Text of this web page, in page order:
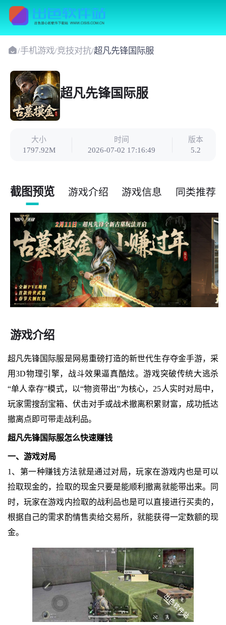
/手机游戏/竞技对抗/超凡先锋国际服
超凡先锋国际服
大小
1797.92M
时间
2026-07-02 17:16:49
版本
5.2
截图预览 游戏介绍 游戏信息 同类推荐
游戏介绍
超凡先锋国际服是网易重磅打造的新世代生存夺金手游，采
用3D物理引擎，战斗效果逼真酷炫。游戏突破传统大逃杀
“单人幸存”模式，以“物资带出”为核心，25人实时对局中，
玩家需搜刮宝箱、伏击对手或战术撤离积累财富，成功抵达
撤离点即可带走战利品。
超凡先锋国际服怎么快速赚钱
一、游戏对局
1、第一种赚钱方法就是通过对局，玩家在游戏内也是可以
捡取现金的，捡取的现金只要是能顺利撤离就能带出来。同
时，玩家在游戏内捡取的战利品也是可以直接进行买卖的，
根据自己的需求酌情售卖给交易所，就能获得一定数额的现
金。